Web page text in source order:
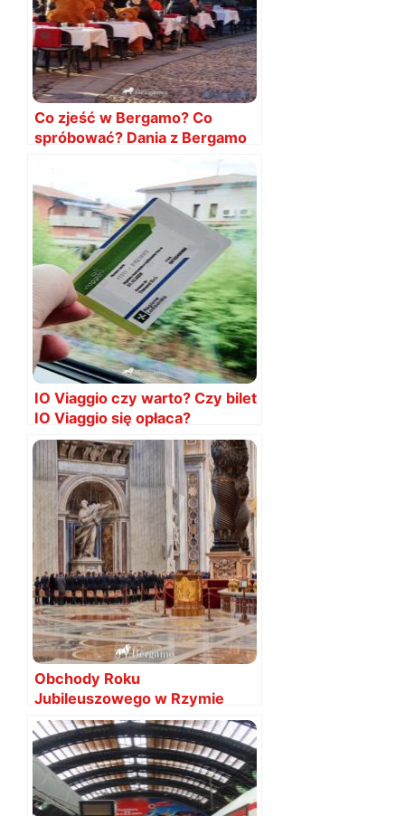
Co zjeść w Bergamo? Co
spróbować? Dania z Bergamo
IO Viaggio czy warto? Czy bilet
IO Viaggio się opłaca?
Obchody Roku
Jubileuszowego w Rzymie
2025 terminarz